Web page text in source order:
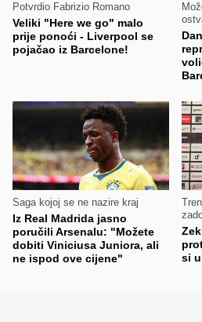
Potvrdio Fabrizio Romano
Veliki "Here we go" malo
prije ponoći - Liverpool se
pojačao iz Barcelone!
Saga kojoj se ne nazire kraj
Iz Real Madrida jasno
poručili Arsenalu: "Možete
dobiti Viniciusa Juniora, ali
ne ispod ove cijene"
si